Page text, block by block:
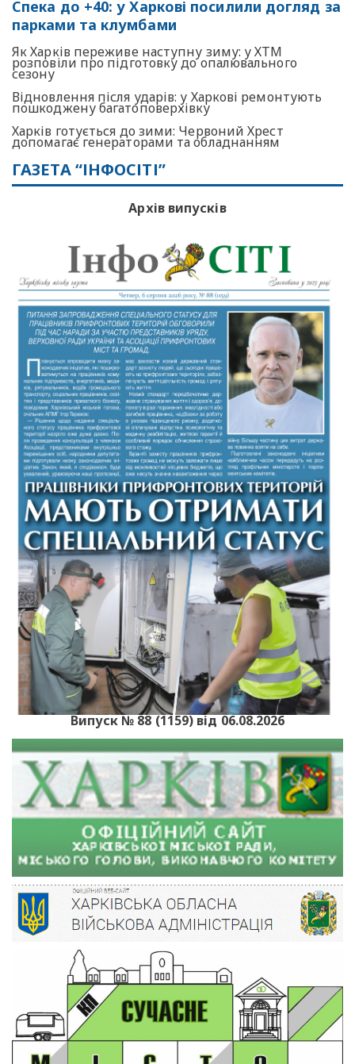
Спека до +40: у Харкові посилили догляд за
парками та клумбами
Як Харків переживе наступну зиму: у ХТМ
розповіли про підготовку до опалювального
сезону
Відновлення після ударів: у Харкові ремонтують
пошкоджену багатоповерхівку
Харків готується до зими: Червоний Хрест
допомагає генераторами та обладнанням
ГАЗЕТА “ІНФОСІТІ”
Архів випусків
Випуск № 88 (1159) від 06.08.2026